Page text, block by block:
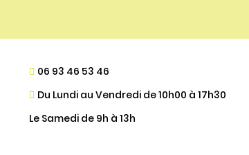
06 93 46 53 46
Du Lundi au Vendredi de 10h00 à 17h30
Le Samedi de 9h à 13h